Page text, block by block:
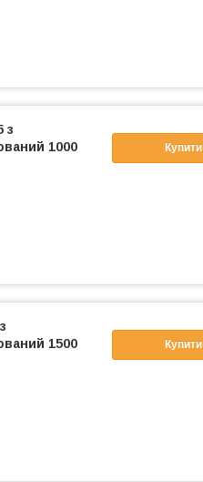
Купити
з
1000
Купити
1500